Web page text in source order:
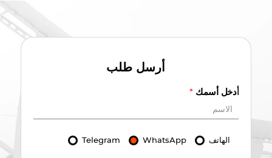
أرسل طلب
أدخل أسمك *
الهاتف WhatsApp
Telegram